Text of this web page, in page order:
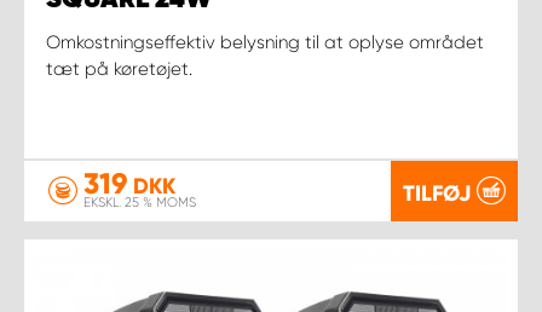
Omkostningseffektiv belysning til at oplyse området
tæt på køretøjet.
319 DKK
EKSKL. 25 % MOMS TILFØJ